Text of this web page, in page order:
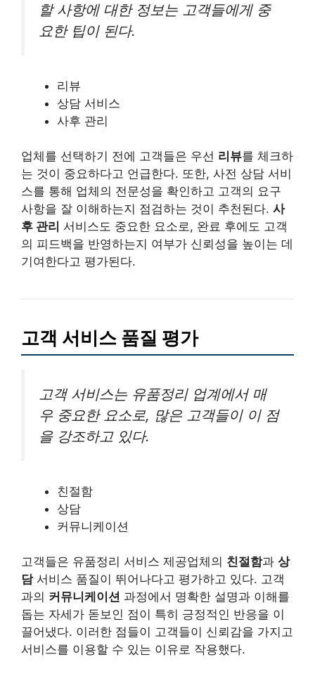
할 사항에 대한 정보는 고객들에게 중
요한 팁이 된다.
리뷰
상담 서비스
사후 관리
업체를 선택하기 전에 고객들은 우선 리뷰를 체크하
는 것이 중요하다고 언급한다. 또한, 사전 상담 서비
스를 통해 업체의 전문성을 확인하고 고객의 요구
사항을 잘 이해하는지 점검하는 것이 추천된다. 사
후 관리 서비스도 중요한 요소로, 완료 후에도 고객
의 피드백을 반영하는지 여부가 신뢰성을 높이는 데
기여한다고 평가된다.
고객 서비스 품질 평가
고객 서비스는 유품정리 업계에서 매
우 중요한 요소로, 많은 고객들이 이 점
을 강조하고 있다.
친절함
상담
커뮤니케이션
고객들은 유품정리 서비스 제공업체의 친절함과 상
담서비스 품질이 뛰어나다고 평가하고 있다. 고객
과의 커뮤니케이션 과정에서 명확한 설명과 이해를
돕는 자세가 돋보인 점이 특히 긍정적인 반응을 이
끌어냈다. 이러한 점들이 고객들이 신뢰감을 가지고
서비스를 이용할 수 있는 이유로 작용했다.